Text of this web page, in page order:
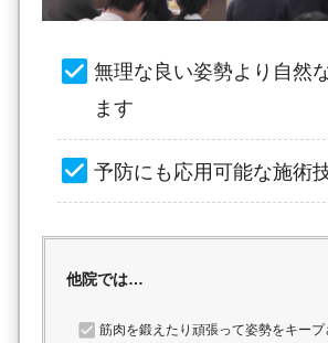
無理な良い姿勢より自然
ます
予防にも応用可能な施術
他院では…
筋肉を鍛えたり頑張って姿勢をキープ